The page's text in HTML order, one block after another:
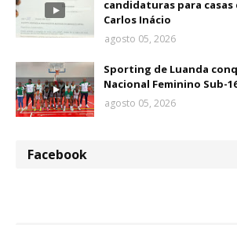
candidaturas para
Carlos Inácio
agosto 05, 2026
Sporting de Luanda
Nacional Feminino Sub-
agosto 05, 2026
Facebook